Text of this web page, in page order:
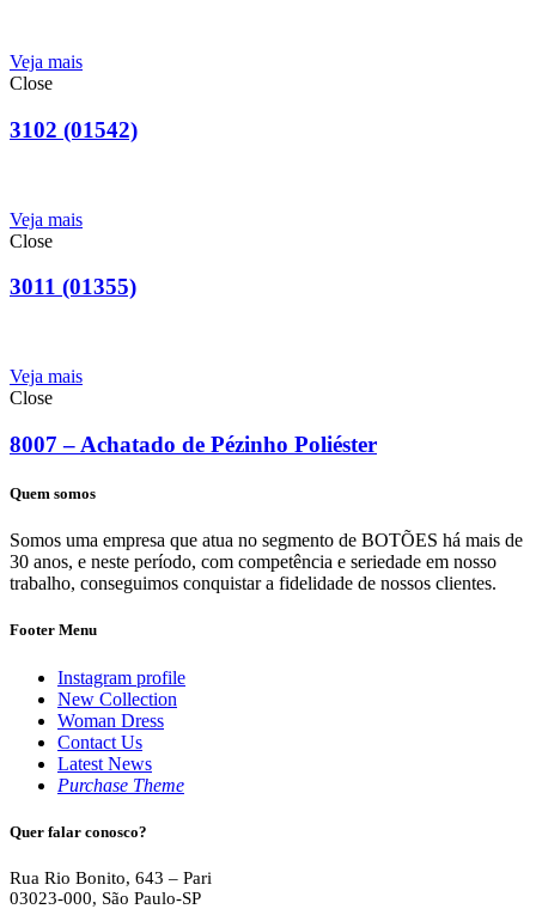
Veja mais
Close
3102 (01542)
Veja mais
Close
3011 (01355)
Veja mais
Close
8007 – Achatado de Pézinho Poliéster
Quem somos
Somos uma empresa que atua no segmento de BOTÕES há mais de
30 anos, e neste período, com competência e seriedade em nosso
trabalho, conseguimos conquistar a fidelidade de nossos clientes.
Footer Menu
Instagram profile
New Collection
Woman Dress
Contact Us
Latest News
Purchase Theme
Quer falar conosco?
Rua Rio Bonito, 643 – Pari
03023-000, São Paulo-SP